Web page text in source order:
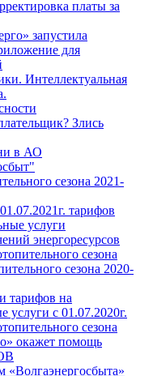
платы за
запустила
для
Интеллектуальная
Злись
в АО
сезона 2021-
тарифов
услуги
энергоресурсов
сезона
сезона 2020-
тарифов на
услуги с 01.07.2020г.
сезона
окажет помощь
«Волгаэнергосбыта»